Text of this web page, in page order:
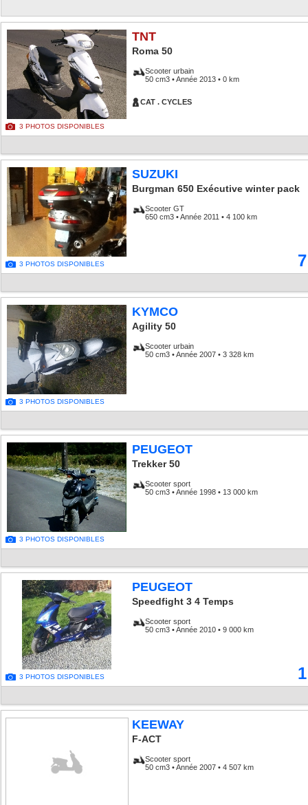
3 PHOTOS DISPONIBLES
TNT
Roma 50
Scooter urbain
50 cm3 • Année 2013 • 0 km
CAT . CYCLES
3 PHOTOS DISPONIBLES
SUZUKI
Burgman 650 Exécutive winter pack
Scooter GT
650 cm3 • Année 2011 • 4 100 km
3 PHOTOS DISPONIBLES
KYMCO
Agility 50
Scooter urbain
50 cm3 • Année 2007 • 3 328 km
3 PHOTOS DISPONIBLES
PEUGEOT
Trekker 50
Scooter sport
50 cm3 • Année 1998 • 13 000 km
3 PHOTOS DISPONIBLES
PEUGEOT
Speedfight 3 4 Temps
Scooter sport
50 cm3 • Année 2010 • 9 000 km
KEEWAY
F-ACT
Scooter sport
50 cm3 • Année 2007 • 4 507 km